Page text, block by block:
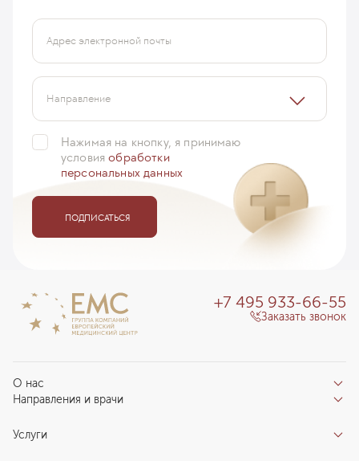
Адрес электронной почты
Направление
Нажимая на кнопку, я принимаю
условияобработки
персональных данных
ПОДПИСАТЬСЯ
О нас
Отзывы пациентов
О клинике
Направления и врачи
Направления
Услуги
+7 495 933-66-55
Заказать звонок